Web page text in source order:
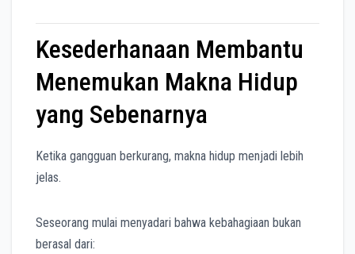
Kesederhanaan Membantu
Menemukan Makna Hidup
yang Sebenarnya
Ketika gangguan berkurang, makna hidup menjadi lebih
jelas.
Seseorang mulai menyadari bahwa kebahagiaan bukan
berasal dari: